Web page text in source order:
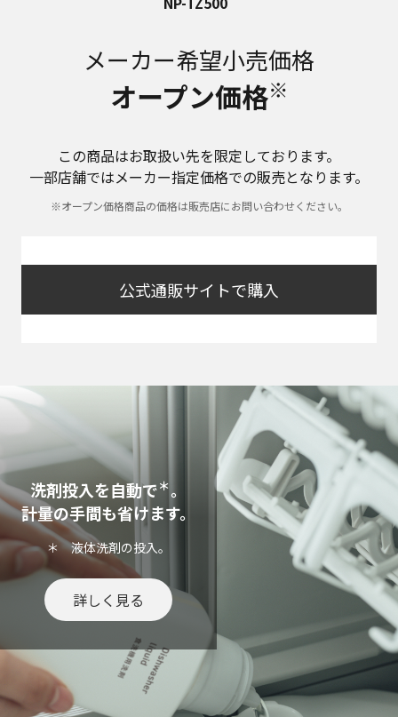
メーカー希望小売価格
オープン価格※
この商品はお取扱い先を限定しております。
一部店舗ではメーカー指定価格での販売となります。
※オープン価格商品の価格は販売店にお問い合わせください。
公式通販サイトで購入
洗剤投入を自動で＊。
計量の手間も省けます。
＊ 液体洗剤の投入。
詳しく見る